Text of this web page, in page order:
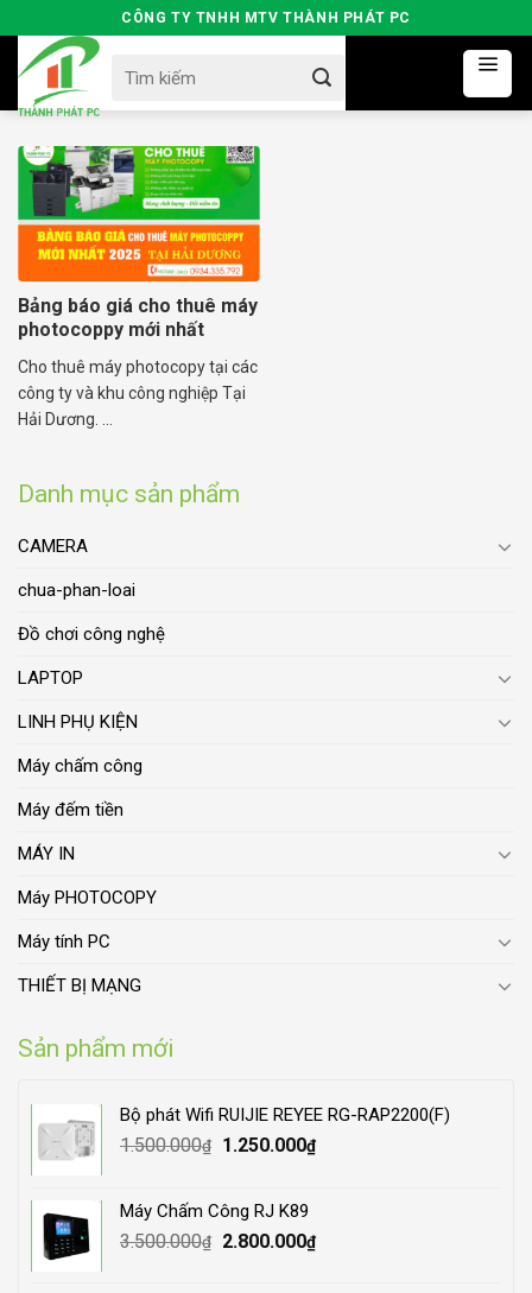
to
content
CÔNG TY TNHH MTV THÀNH PHÁT PC
for:
Danh mục sản phẩm
CAMERA
chua-phan-loai
Đồ chơi công nghệ
LAPTOP
LINH PHỤ KIỆN
Máy chấm công
Máy đếm tiền
MÁY IN
Máy PHOTOCOPY
Máy tính PC
THIẾT BỊ MẠNG
Sản phẩm mới
Bộ phát Wifi RUIJIE REYEE RG-RAP2200(F)
1.500.000₫
Original
1.500.000₫.
1.250.000₫Current
Máy Chấm Công RJ K89
3.500.000₫
Original
2.800.000₫Current
Bảng báo giá cho thuê máy
photocoppy mới nhất
Cho thuê máy photocopy tại các
công ty và khu công nghiệp Tại
Hải Dương. ...